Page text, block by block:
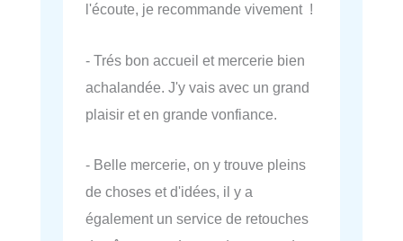
l'écoute, je recommande vivement !
- Trés bon accueil et mercerie bien
achalandée. J'y vais avec un grand
plaisir et en grande vonfiance.
- Belle mercerie, on y trouve pleins
de choses et d'idées, il y a
également un service de retouches